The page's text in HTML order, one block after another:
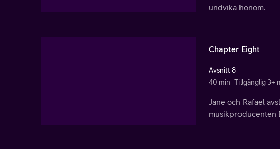
undvika honom.
Chapter Eight
Avsnitt 8
40 min Tillgänglig 3+
Jane och Rafael
musikproducenten